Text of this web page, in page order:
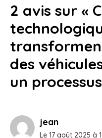
2 avis sur «
des
un
jean
Le 17 août 2025 à